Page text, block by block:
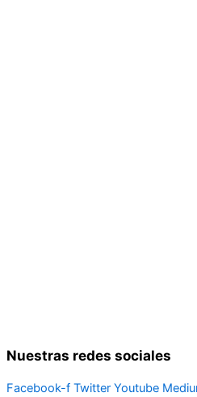
Nuestras redes sociales
Facebook-f Twitter Youtube